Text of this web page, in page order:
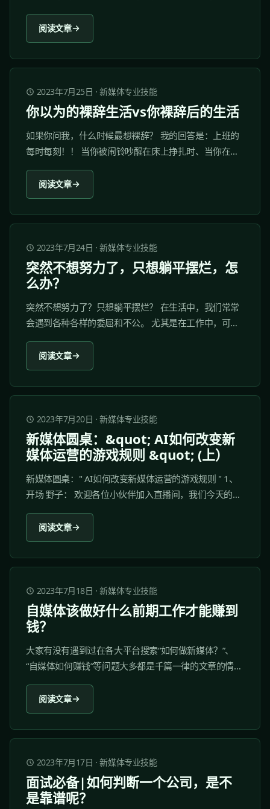
行还是跳槽加薪的人都在蓄势待发，要是你还不提前准
备好，真的就要与好工作失之交臂了！...
阅读文章
2023年7月25日 ·新媒体专业技能
你以为的裸辞生活vs你裸辞后的生活
如果你问我，什么时候最想裸辞？ 我的回答是：上班的
每时每刻！！ 当你被闹铃吵醒在床上挣扎时、当你在早
户BCD时、当你明明已经通过的方案突然被领导打回重
做时...... 你真的好想大吼一句：“我不干了！！” 并不只有
你有这种想法。...
阅读文章
2023年7月24日 ·新媒体专业技能
突然不想努力了，只想躺平摆烂，怎
么办？
突然不想努力了？只想躺平摆烂？ 在生活中，我们常常
会遇到各种各样的委屈和不公。 尤其是在工作中，可能
问题，这些问题会让人感到沮丧和不满。 有些人会选择
辞职来解决这些问题，但是这样做是否合适呢？今天就
一起来说说吧！ 一、我想摆烂，不想努力了……...
阅读文章
2023年7月20日 ·新媒体专业技能
新媒体圆桌：&quot; AI如何改变新
媒体运营的游戏规则 &quot; (上）
新媒体圆桌：" AI如何改变新媒体运营的游戏规则 " 1、
开场 野子： 欢迎各位小伙伴加入直播间，我们今天的直
我们称之为新媒体圆桌。...
阅读文章
2023年7月18日 ·新媒体专业技能
自媒体该做好什么前期工作才能赚到
钱？
大家有没有遇到过在各大平台搜索“如何做新媒体？”、
“自媒体如何赚钱”等问题大多都是千篇一律的文章的情
择哪些平台、告诉你流量可以变现这些广为人知的事
实，告诉你流量为王的时代，赶紧开始着手自媒体运营
才能分得一杯羹。...
阅读文章
2023年7月17日 ·新媒体专业技能
面试必备|如何判断一个公司，是不
是靠谱呢？